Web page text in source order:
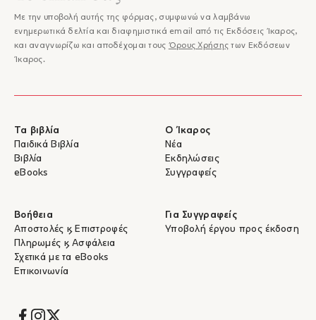
Με την υποβολή αυτής της φόρμας, συμφωνώ να λαμβάνω
ενημερωτικά δελτία και διαφημιστικά email από τις Εκδόσεις Ίκαρος,
και αναγνωρίζω και αποδέχομαι τους Όρους Χρήσης των Εκδόσεων
Ίκαρος.
Τα βιβλία
Παιδικά Βιβλία
Βιβλία
eBooks
Ο Ίκαρος
Νέα
Εκδηλώσεις
Συγγραφείς
Βοήθεια
Αποστολές & Επιστροφές
Πληρωμές & Ασφάλεια
Σχετικά με τα eBooks
Επικοινωνία
Για Συγγραφείς
Υποβολή έργου προς έκδοση
Socials